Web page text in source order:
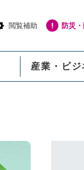
閲覧補助 防災
産業・ビジ